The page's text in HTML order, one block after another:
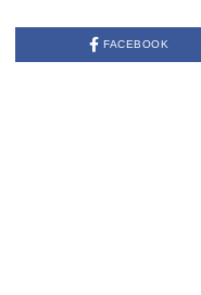
FACEBOOK